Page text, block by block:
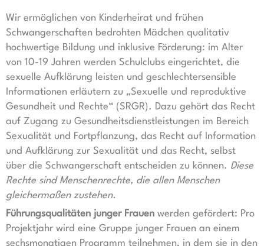
Wir ermöglichen von Kinderheirat und frühen
Schwangerschaften bedrohten Mädchen qualitativ
hochwertige Bildung und inklusive Förderung: im Alter
von 10-19 Jahren werden Schulclubs eingerichtet, die
sexuelle Aufklärung leisten und geschlechtersensible
Informationen erläutern zu „Sexuelle und reproduktive
Gesundheit und Rechte“ (SRGR). Dazu gehört das Recht
auf Zugang zu Gesundheitsdienstleistungen im Bereich
Sexualität und Fortpflanzung, das Recht auf Information
und Aufklärung zur Sexualität und das Recht, selbst
über die Schwangerschaft entscheiden zu können. Diese
Rechte sind Menschenrechte, die allen Menschen
gleichermaßen zustehen.
Führungsqualitäten junger Frauen werden gefördert: Pro
Projektjahr wird eine Gruppe junger Frauen an einem
sechsmonatigen Programm teilnehmen, in dem sie in den